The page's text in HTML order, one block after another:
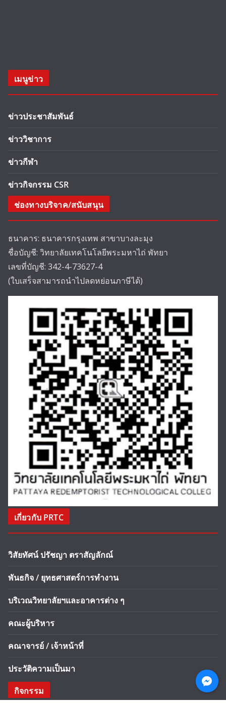
เมนูข่าว
ข่าวประชาสัมพันธ์
ข่าววิชาการ
ข่าวกีฬา
ข่าวกิจกรรม CSR
ช่องทางบริจาค/สนับสนุน
ธนาคาร: ธนาคารกรุงเทพ สาขาบางละมุง
ชื่อบัญชี: วิทยาลัยเทคโนโลยีพระมหาไถ่ พัทยา
เลขที่บัญชี: 342-4-73627-4
(ใบเสร็จสามารถนำไปลดหย่อนภาษีได้)
เกี่ยวกับ PRTC
วิสัยทัศน์ ปรัชญา ตราสัญลักณ์
พันธกิจ / ยุทธศาสตร์การทำงาน
บริเวณวิทยาลัยฯและอาคารต่าง ๆ
คณะผู้บริหาร
คณาจารย์ / เจ้าหน้าที่
ประวัติความเป็นมา
กิจกรรม